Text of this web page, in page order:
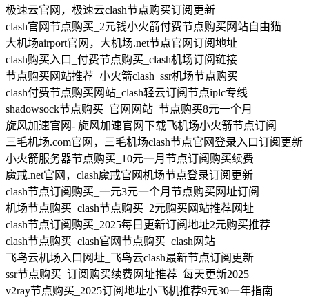
极速云官网，极速云clash节点购买订阅更新
clash官网节点购买_2元钱小火箭付费节点购买网站自由猫
大机场airport官网，大机场.net节点官网订阅地址
clash购买入口_付费节点购买_clash机场订阅链接
节点购买网站推荐_小火箭clash_ssr机场节点购买
clash付费节点购买网站_clash轻云订阅节点iplc专线
shadowsock节点购买_官网网站_节点购买8元一个月
旋风加速官网- 旋风加速官网下载飞机场小火箭节点订阅
三毛机场.com官网，三毛机场clash节点官网登录入口订阅更新
小火箭服务器节点购买_10元一月节点订阅购买续费
魔戒.net官网，clash魔戒官网机场节点登录订阅更新
clash节点订阅购买_一元3元一个月节点购买网址订阅
机场节点购买_clash节点购买_2元购买网站推荐网址
clash节点订阅购买_2025每日更新订阅地址2元购买推荐
clash节点购买_clash官网节点购买_clash网站
飞鸟云机场入口网址_飞鸟云clash最新节点订阅更新
ssr节点购买_订阅购买续费网址推荐_每天更新2025
v2ray节点购买_2025订阅地址小飞机推荐9元30一年指南